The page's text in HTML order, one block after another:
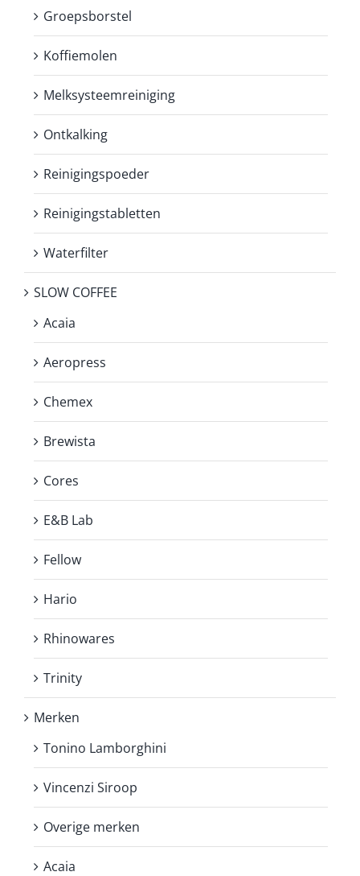
Groepsborstel
Koffiemolen
Melksysteemreiniging
Ontkalking
Reinigingspoeder
Reinigingstabletten
Waterfilter
SLOW COFFEE
Acaia
Aeropress
Chemex
Brewista
Cores
E&B Lab
Fellow
Hario
Rhinowares
Trinity
Merken
Tonino Lamborghini
Vincenzi Siroop
Overige merken
Acaia